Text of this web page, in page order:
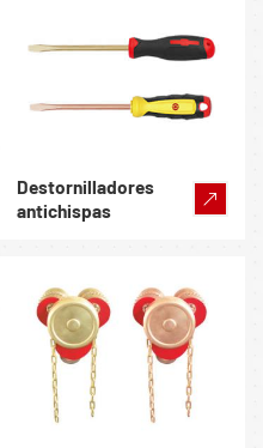
Destornilladores
antichispas